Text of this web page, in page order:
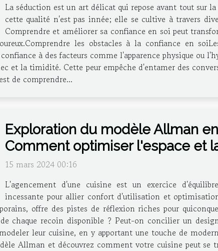
La séduction est un art délicat qui repose avant tout sur
cette qualité n'est pas innée; elle se cultive à travers
Comprendre et améliorer sa confiance en soi peut
les obstacles à la confiance en
à des facteurs comme l'apparence physique ou
et la timidité. Cette peur empêche d'entamer des
de comprendre...
Exploration du modèle Allman
Comment optimiser l'espace et
15 mars 2024 00:16
L'agencement d'une cuisine est un exercice
incessante pour allier confort d'utilisation et
offre des pistes de réflexion riches pour
chaque recoin disponible ? Peut-on concilier un
leur cuisine, en y apportant une touche de
Allman et découvrez comment votre cuisine peut